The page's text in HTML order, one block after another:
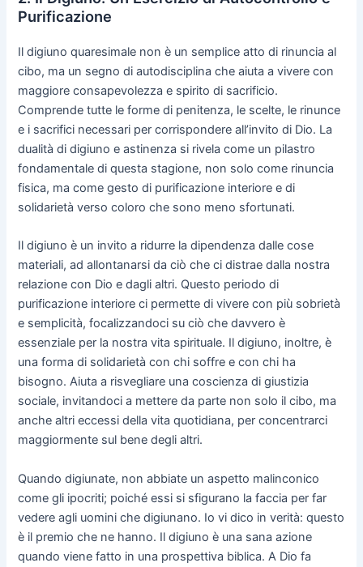
Purificazione
Il digiuno quaresimale non è un semplice atto di rinuncia al
cibo, ma un segno di autodisciplina che aiuta a vivere con
maggiore consapevolezza e spirito di sacrificio.
Comprende tutte le forme di penitenza, le scelte, le rinunce
e i sacrifici necessari per corrispondere all’invito di Dio. La
dualità di digiuno e astinenza si rivela come un pilastro
fondamentale di questa stagione, non solo come rinuncia
fisica, ma come gesto di purificazione interiore e di
solidarietà verso coloro che sono meno sfortunati.
Il digiuno è un invito a ridurre la dipendenza dalle cose
materiali, ad allontanarsi da ciò che ci distrae dalla nostra
relazione con Dio e dagli altri. Questo periodo di
purificazione interiore ci permette di vivere con più sobrietà
e semplicità, focalizzandoci su ciò che davvero è
essenziale per la nostra vita spirituale. Il digiuno, inoltre, è
una forma di solidarietà con chi soffre e con chi ha
bisogno. Aiuta a risvegliare una coscienza di giustizia
sociale, invitandoci a mettere da parte non solo il cibo, ma
anche altri eccessi della vita quotidiana, per concentrarci
maggiormente sul bene degli altri.
Quando digiunate, non abbiate un aspetto malinconico
come gli ipocriti; poiché essi si sfigurano la faccia per far
vedere agli uomini che digiunano. Io vi dico in verità: questo
è il premio che ne hanno. Il digiuno è una sana azione
quando viene fatto in una prospettiva biblica. A Dio fa